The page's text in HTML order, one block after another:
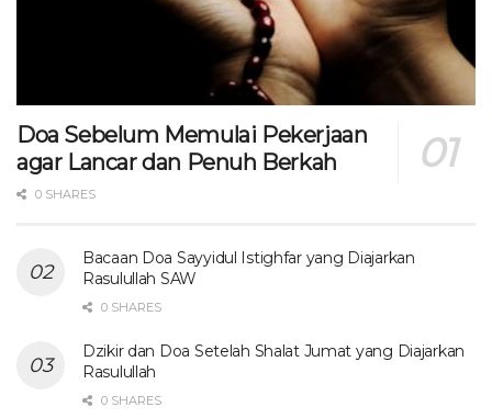
Doa Sebelum Memulai Pekerjaan
agar Lancar dan Penuh Berkah
0 SHARES
Bacaan Doa Sayyidul Istighfar yang Diajarkan
Rasulullah SAW
0 SHARES
Dzikir dan Doa Setelah Shalat Jumat yang Diajarkan
Rasulullah
0 SHARES